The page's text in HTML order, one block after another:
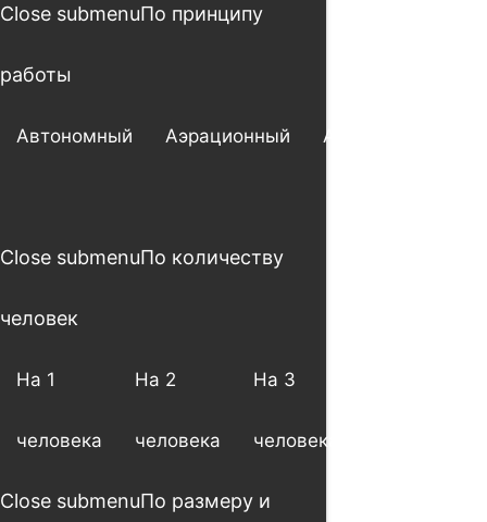
Close submenuПо принципу
работы
Автономный Аэрационный Анаэробный
Close submenuПо количеству
человек
На 1
человека
На 2
человека
На 3
человека
Close submenuПо размеру и